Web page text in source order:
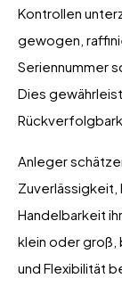
Kontrollen
gewogen,
Seriennummer
Dies
Anleger
Zuverlässigkeit,
Handelbarkeit
klein oder groß,
und Flexibilität